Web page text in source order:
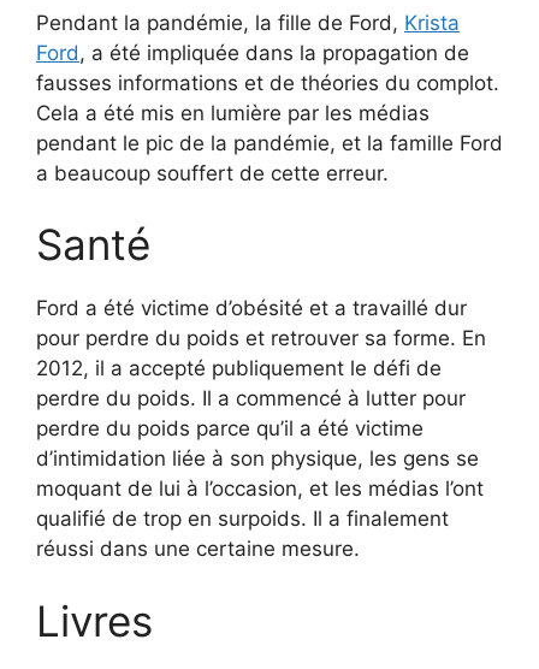
Pendant la pandémie, la fille de Ford, Krista
Ford, a été impliquée dans la propagation de
fausses informations et de théories du complot.
Cela a été mis en lumière par les médias
pendant le pic de la pandémie, et la famille Ford
a beaucoup souffert de cette erreur.
Santé
Ford a été victime d’obésité et a travaillé dur
pour perdre du poids et retrouver sa forme. En
2012, il a accepté publiquement le défi de
perdre du poids. Il a commencé à lutter pour
perdre du poids parce qu’il a été victime
d’intimidation liée à son physique, les gens se
moquant de lui à l’occasion, et les médias l’ont
qualifié de trop en surpoids. Il a finalement
réussi dans une certaine mesure.
Livres